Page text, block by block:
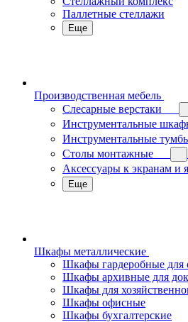
Паллетные стеллажи
Еще
Производственная мебель
Слесарные верстаки
Инструментальные
Инструментальные
Столы монтажные
Аксессуары к экранам и
Еще
Шкафы металлические
Шкафы гардеробные для
Шкафы архивные для
Шкафы для
Шкафы офисные
Шкафы бухгалтерские